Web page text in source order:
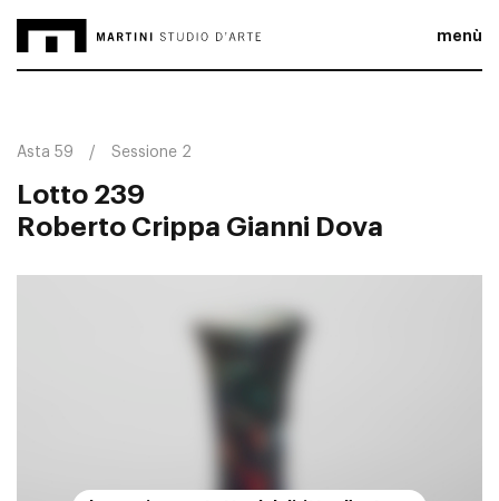
menù
Asta 59 Sessione 2
Lotto 239
Roberto Crippa Gianni Dova